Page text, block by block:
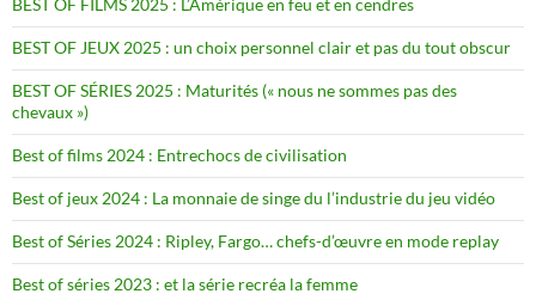
BEST OF JEUX 2025 : un choix personnel clair et pas du tout obscur
BEST OF SÉRIES 2025 : Maturités (« nous ne sommes pas des
chevaux »)
Best of films 2024 : Entrechocs de civilisation
Best of jeux 2024 : La monnaie de singe du l’industrie du jeu vidéo
Best of Séries 2024 : Ripley, Fargo… chefs-d’œuvre en mode replay
Best of séries 2023 : et la série recréa la femme